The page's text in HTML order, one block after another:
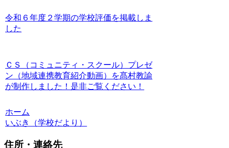
令和６年度２学期の学校評価を掲載しま
した
ＣＳ（コミュニティ・スクール）プレゼ
ン（地域連携教育紹介動画）を髙村教諭
が制作しました！是非ご覧ください！
ホーム
いぶき（学校だより）
住所・連絡先